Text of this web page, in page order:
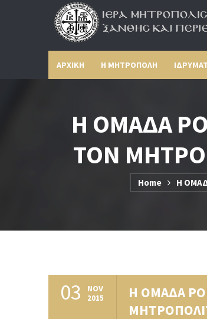
ΑΡΧΙΚΗ Η ΜΗΤΡΟΠΟΛΗ
Η ΟΜΑΔΑ
ΤΟΝ
Home Η
03 NOV
2015
Η ΟΜΑΔΑ